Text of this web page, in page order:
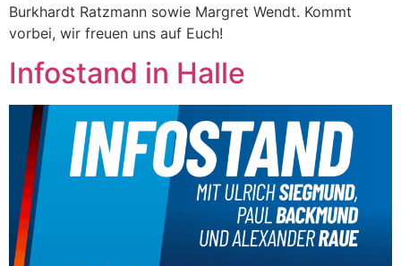
Burkhardt Ratzmann sowie Margret Wendt. Kommt
vorbei, wir freuen uns auf Euch!
Infostand in Halle